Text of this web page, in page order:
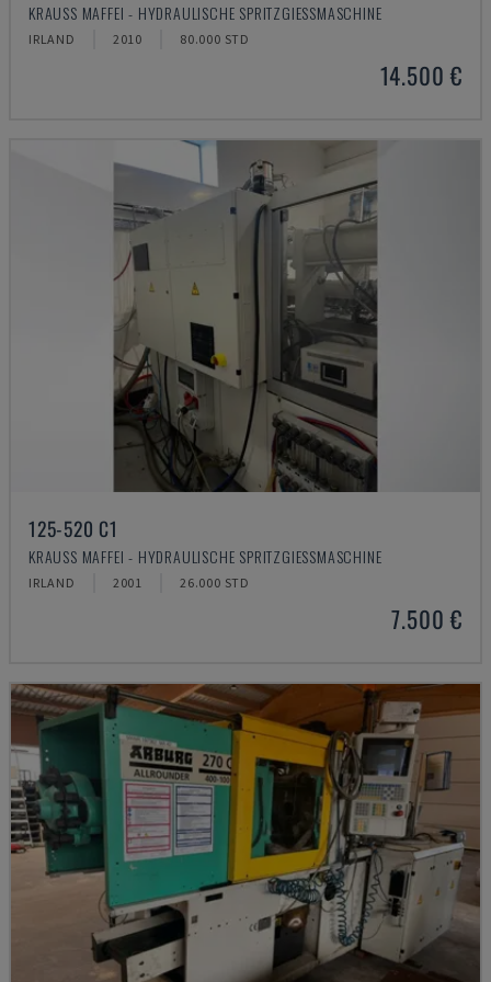
KRAUSS MAFFEI - HYDRAULISCHE SPRITZGIESSMASCHINE
IRLAND 2010 80.000 STD
14.500 €
125-520 C1
KRAUSS MAFFEI - HYDRAULISCHE SPRITZGIESSMASCHINE
IRLAND 2001 26.000 STD
7.500 €